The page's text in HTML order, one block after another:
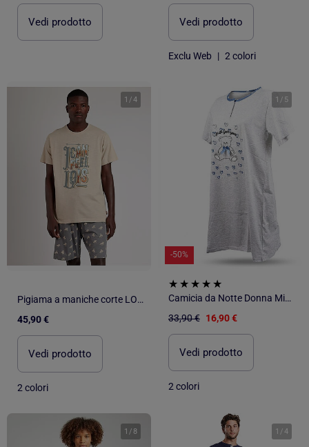
Vedi prodotto Vedi prodotto
Exclu Web | 2 colori
1 /4
Pigiama a maniche corte LOIS Generals da uomo
45,90 €
Vedi prodotto
2 colori
1 / 5
-50%
Camicia da Notte Donna Microfibre OZABI Manica Corta
33,90 € 16,90 €
Vedi prodotto
2 colori
1 / 8 1 /4